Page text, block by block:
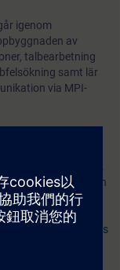
igenom
av
talbearbetning
samt lär
via MPI-
utan extra kostnad.
avslutas sedan
om SITRAIN access